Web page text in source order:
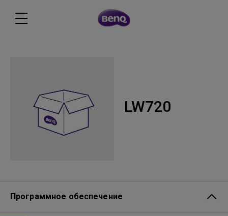
LW720
Программное обеспечение